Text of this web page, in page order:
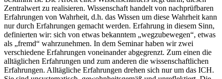
Zentralwert zu realisieren. Wissenschaft handelt von nachprüfbaren
Erfahrungen von Wahrheit, d.h. das Wissen um diese Wahrheit kann
nur durch Erfahrungen gemacht werden. Erfahrung in diesem Sinn,
definierten wir: sich von etwas bekanntem „wegzubewegen“, etwas
als „fremd“ wahrzunehmen. In dem Seminar haben wir zwei
verschiedene Erfahrungen voneinander abgegrenzt. Zum einen die
alltäglichen Erfahrungen und zum anderen die wissenschaftlichen
Erfahrungen. Alltägliche Erfahrungen drehen sich nur um das ICH.